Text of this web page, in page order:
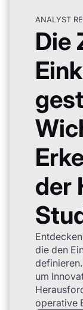
ANALYST
Die
der
die den
um
operative